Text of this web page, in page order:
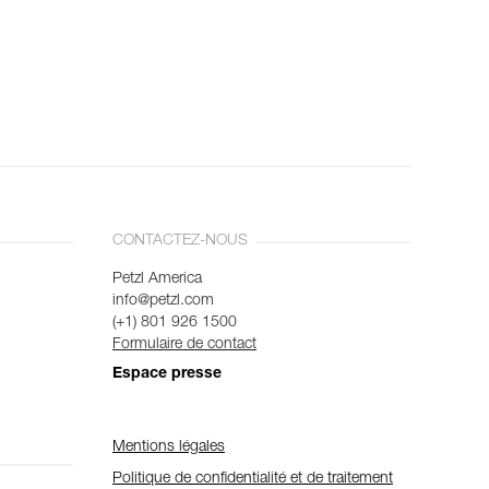
CONTACTEZ-NOUS
Petzl America
info@petzl.com
(+1) 801 926 1500
Formulaire de contact
Espace presse
Mentions légales
Politique de confidentialité et de traitement